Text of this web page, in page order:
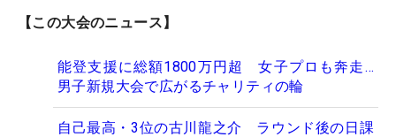
【この大会のニュース】
能登支援に総額1800万円超 女子プロも奔走…
男子新規大会で広がるチャリティの輪
自己最高・3位の古川龍之介 ラウンド後の日課